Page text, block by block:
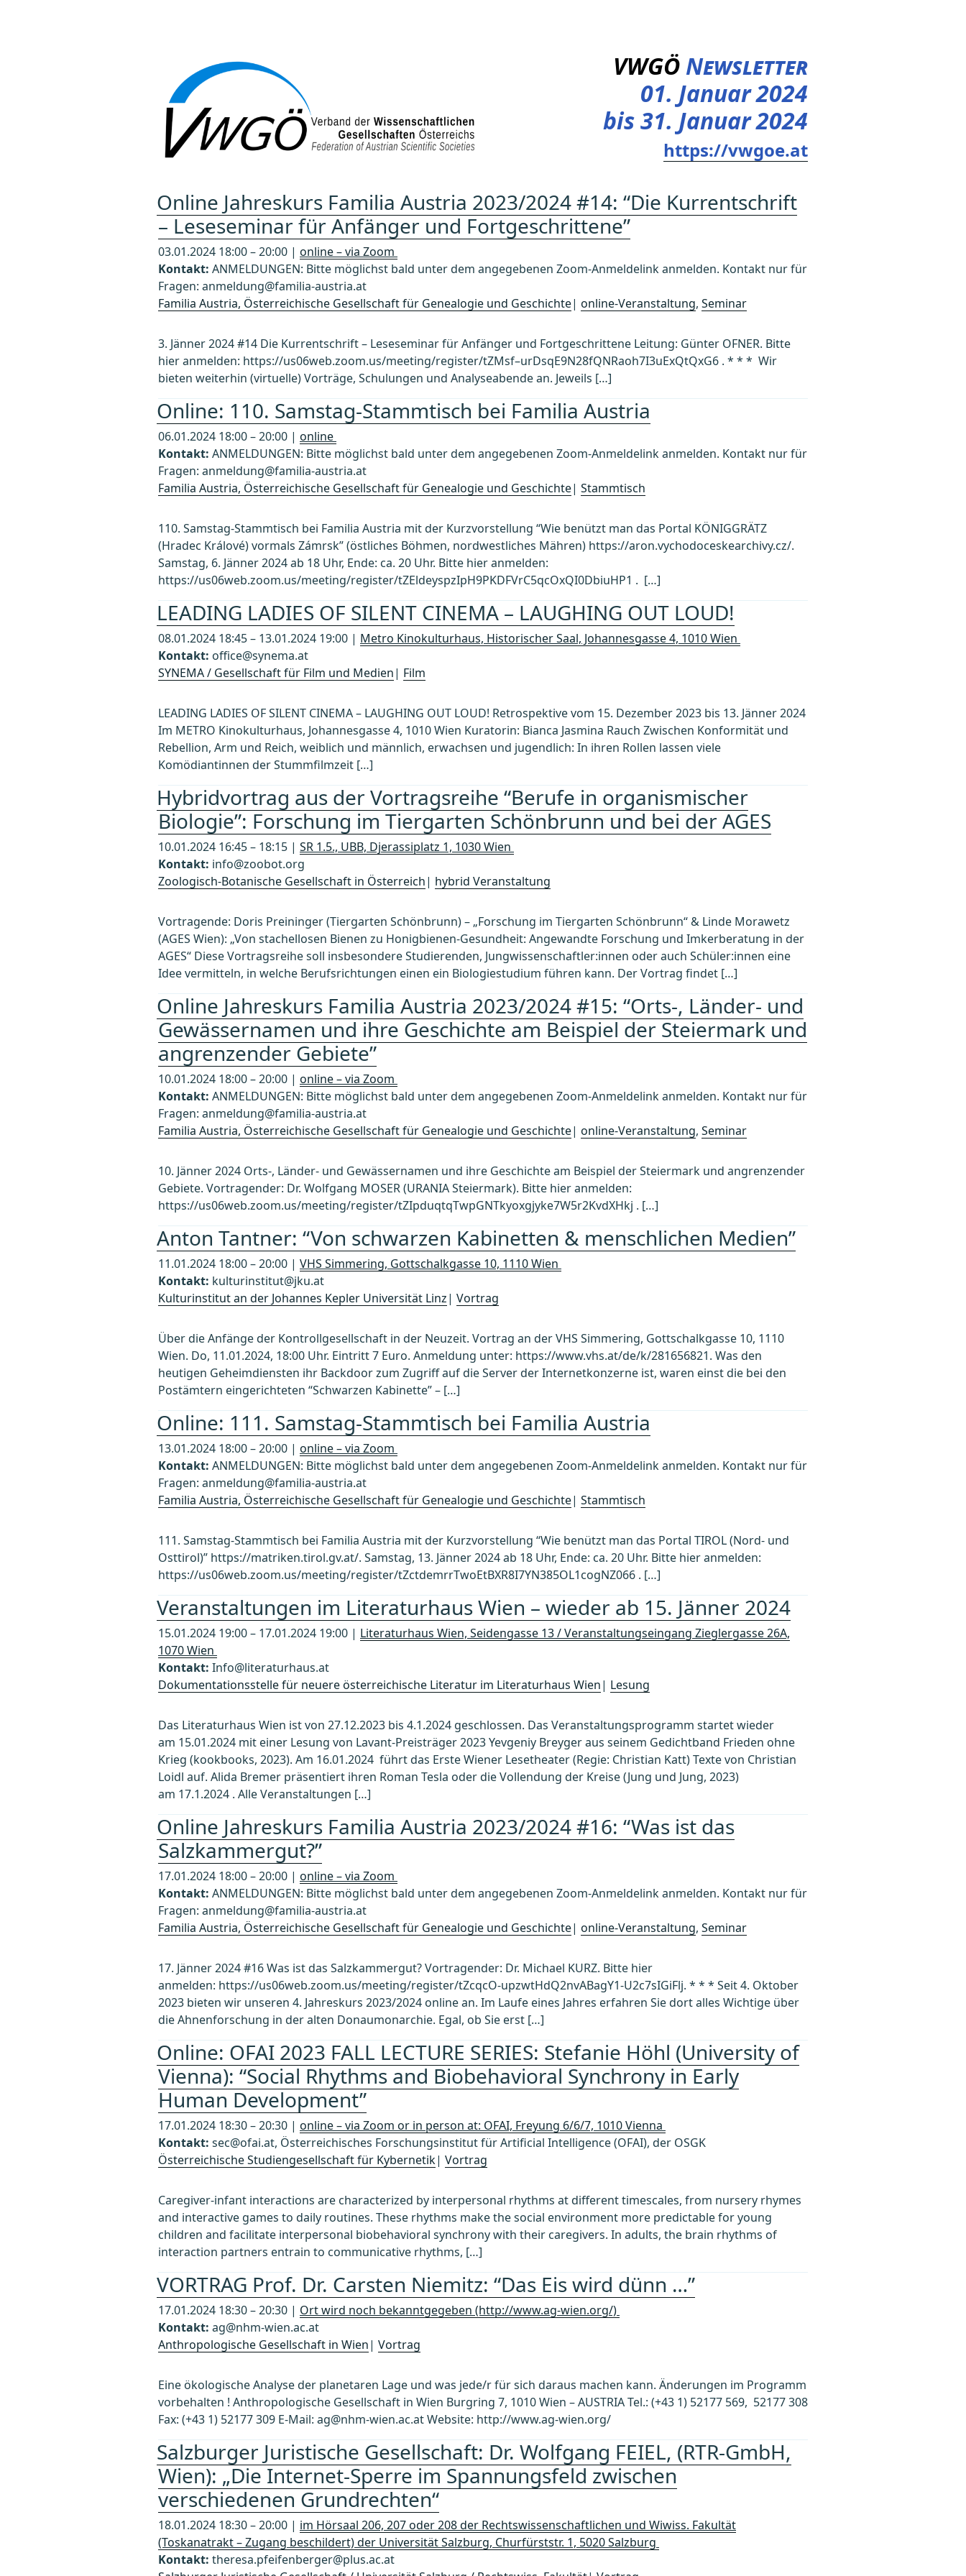
VWGÖ Newsletter
01. Januar 2024
bis 31. Januar 2024
https://vwgoe.at
Online Jahreskurs Familia Austria 2023/2024 #14: “Die Kurrentschrift
– Leseseminar für Anfänger und Fortgeschrittene”
03.01.2024 18:00 – 20:00 | online – via Zoom
Kontakt: ANMELDUNGEN: Bitte möglichst bald unter dem angegebenen Zoom-Anmeldelink anmelden. Kontakt nur für
Fragen: anmeldung@familia-austria.at
Familia Austria, Österreichische Gesellschaft für Genealogie und Geschichte| online-Veranstaltung, Seminar
3. Jänner 2024 #14 Die Kurrentschrift – Leseseminar für Anfänger und Fortgeschrittene Leitung: Günter OFNER. Bitte
hier anmelden: https://us06web.zoom.us/meeting/register/tZMsf–urDsqE9N28fQNRaoh7I3uExQtQxG6 . * * * Wir
bieten weiterhin (virtuelle) Vorträge, Schulungen und Analyseabende an. Jeweils […]
Online: 110. Samstag-Stammtisch bei Familia Austria
06.01.2024 18:00 – 20:00 | online
Kontakt: ANMELDUNGEN: Bitte möglichst bald unter dem angegebenen Zoom-Anmeldelink anmelden. Kontakt nur für
Fragen: anmeldung@familia-austria.at
Familia Austria, Österreichische Gesellschaft für Genealogie und Geschichte| Stammtisch
110. Samstag-Stammtisch bei Familia Austria mit der Kurzvorstellung “Wie benützt man das Portal KÖNIGGRÄTZ
(Hradec Králové) vormals Zámrsk” (östliches Böhmen, nordwestliches Mähren) https://aron.vychodoceskearchivy.cz/.
Samstag, 6. Jänner 2024 ab 18 Uhr, Ende: ca. 20 Uhr. Bitte hier anmelden:
https://us06web.zoom.us/meeting/register/tZEldeyspzIpH9PKDFVrC5qcOxQI0DbiuHP1 . […]
LEADING LADIES OF SILENT CINEMA – LAUGHING OUT LOUD!
08.01.2024 18:45 – 13.01.2024 19:00 | Metro Kinokulturhaus, Historischer Saal, Johannesgasse 4, 1010 Wien
Kontakt: office@synema.at
SYNEMA / Gesellschaft für Film und Medien| Film
LEADING LADIES OF SILENT CINEMA – LAUGHING OUT LOUD! Retrospektive vom 15. Dezember 2023 bis 13. Jänner 2024
Im METRO Kinokulturhaus, Johannesgasse 4, 1010 Wien Kuratorin: Bianca Jasmina Rauch Zwischen Konformität und
Rebellion, Arm und Reich, weiblich und männlich, erwachsen und jugendlich: In ihren Rollen lassen viele
Komödiantinnen der Stummfilmzeit […]
Hybridvortrag aus der Vortragsreihe “Berufe in organismischer
Biologie”: Forschung im Tiergarten Schönbrunn und bei der AGES
10.01.2024 16:45 – 18:15 | SR 1.5., UBB, Djerassiplatz 1, 1030 Wien
Kontakt: info@zoobot.org
Zoologisch-Botanische Gesellschaft in Österreich| hybrid Veranstaltung
Vortragende: Doris Preininger (Tiergarten Schönbrunn) – „Forschung im Tiergarten Schönbrunn“ & Linde Morawetz
(AGES Wien): „Von stachellosen Bienen zu Honigbienen-Gesundheit: Angewandte Forschung und Imkerberatung in der
AGES“ Diese Vortragsreihe soll insbesondere Studierenden, Jungwissenschaftler:innen oder auch Schüler:innen eine
Idee vermitteln, in welche Berufsrichtungen einen ein Biologiestudium führen kann. Der Vortrag findet […]
Online Jahreskurs Familia Austria 2023/2024 #15: “Orts-, Länder- und
Gewässernamen und ihre Geschichte am Beispiel der Steiermark und
angrenzender Gebiete”
10.01.2024 18:00 – 20:00 | online – via Zoom
Kontakt: ANMELDUNGEN: Bitte möglichst bald unter dem angegebenen Zoom-Anmeldelink anmelden. Kontakt nur für
Fragen: anmeldung@familia-austria.at
Familia Austria, Österreichische Gesellschaft für Genealogie und Geschichte| online-Veranstaltung, Seminar
10. Jänner 2024 Orts-, Länder- und Gewässernamen und ihre Geschichte am Beispiel der Steiermark und angrenzender
Gebiete. Vortragender: Dr. Wolfgang MOSER (URANIA Steiermark). Bitte hier anmelden:
https://us06web.zoom.us/meeting/register/tZIpduqtqTwpGNTkyoxgjyke7W5r2KvdXHkj . […]
Anton Tantner: “Von schwarzen Kabinetten & menschlichen Medien”
11.01.2024 18:00 – 20:00 | VHS Simmering, Gottschalkgasse 10, 1110 Wien
Kontakt: kulturinstitut@jku.at
Kulturinstitut an der Johannes Kepler Universität Linz| Vortrag
Über die Anfänge der Kontrollgesellschaft in der Neuzeit. Vortrag an der VHS Simmering, Gottschalkgasse 10, 1110
Wien. Do, 11.01.2024, 18:00 Uhr. Eintritt 7 Euro. Anmeldung unter: https://www.vhs.at/de/k/281656821. Was den
heutigen Geheimdiensten ihr Backdoor zum Zugriff auf die Server der Internetkonzerne ist, waren einst die bei den
Postämtern eingerichteten “Schwarzen Kabinette” – […]
Online: 111. Samstag-Stammtisch bei Familia Austria
13.01.2024 18:00 – 20:00 | online – via Zoom
Kontakt: ANMELDUNGEN: Bitte möglichst bald unter dem angegebenen Zoom-Anmeldelink anmelden. Kontakt nur für
Fragen: anmeldung@familia-austria.at
Familia Austria, Österreichische Gesellschaft für Genealogie und Geschichte| Stammtisch
111. Samstag-Stammtisch bei Familia Austria mit der Kurzvorstellung “Wie benützt man das Portal TIROL (Nord- und
Osttirol)” https://matriken.tirol.gv.at/. Samstag, 13. Jänner 2024 ab 18 Uhr, Ende: ca. 20 Uhr. Bitte hier anmelden:
https://us06web.zoom.us/meeting/register/tZctdemrrTwoEtBXR8I7YN385OL1cogNZ066 . […]
Veranstaltungen im Literaturhaus Wien – wieder ab 15. Jänner 2024
15.01.2024 19:00 – 17.01.2024 19:00 | Literaturhaus Wien, Seidengasse 13 / Veranstaltungseingang Zieglergasse 26A,
1070 Wien
Kontakt: Info@literaturhaus.at
Dokumentationsstelle für neuere österreichische Literatur im Literaturhaus Wien| Lesung
Das Literaturhaus Wien ist von 27.12.2023 bis 4.1.2024 geschlossen. Das Veranstaltungsprogramm startet wieder
am 15.01.2024 mit einer Lesung von Lavant-Preisträger 2023 Yevgeniy Breyger aus seinem Gedichtband Frieden ohne
Krieg (kookbooks, 2023). Am 16.01.2024 führt das Erste Wiener Lesetheater (Regie: Christian Katt) Texte von Christian
Loidl auf. Alida Bremer präsentiert ihren Roman Tesla oder die Vollendung der Kreise (Jung und Jung, 2023)
am 17.1.2024 . Alle Veranstaltungen […]
Online Jahreskurs Familia Austria 2023/2024 #16: “Was ist das
Salzkammergut?”
17.01.2024 18:00 – 20:00 | online – via Zoom
Kontakt: ANMELDUNGEN: Bitte möglichst bald unter dem angegebenen Zoom-Anmeldelink anmelden. Kontakt nur für
Fragen: anmeldung@familia-austria.at
Familia Austria, Österreichische Gesellschaft für Genealogie und Geschichte| online-Veranstaltung, Seminar
17. Jänner 2024 #16 Was ist das Salzkammergut? Vortragender: Dr. Michael KURZ. Bitte hier
anmelden: https://us06web.zoom.us/meeting/register/tZcqcO-upzwtHdQ2nvABagY1-U2c7sIGiFlj. * * * Seit 4. Oktober
2023 bieten wir unseren 4. Jahreskurs 2023/2024 online an. Im Laufe eines Jahres erfahren Sie dort alles Wichtige über
die Ahnenforschung in der alten Donaumonarchie. Egal, ob Sie erst […]
Online: OFAI 2023 FALL LECTURE SERIES: Stefanie Höhl (University of
Vienna): “Social Rhythms and Biobehavioral Synchrony in Early
Human Development”
17.01.2024 18:30 – 20:30 | online – via Zoom or in person at: OFAI, Freyung 6/6/7, 1010 Vienna
Kontakt: sec@ofai.at, Österreichisches Forschungsinstitut für Artificial Intelligence (OFAI), der OSGK
Österreichische Studiengesellschaft für Kybernetik| Vortrag
Caregiver-infant interactions are characterized by interpersonal rhythms at different timescales, from nursery rhymes
and interactive games to daily routines. These rhythms make the social environment more predictable for young
children and facilitate interpersonal biobehavioral synchrony with their caregivers. In adults, the brain rhythms of
interaction partners entrain to communicative rhythms, […]
VORTRAG Prof. Dr. Carsten Niemitz: “Das Eis wird dünn …”
17.01.2024 18:30 – 20:30 | Ort wird noch bekanntgegeben (http://www.ag-wien.org/)
Kontakt: ag@nhm-wien.ac.at
Anthropologische Gesellschaft in Wien| Vortrag
Eine ökologische Analyse der planetaren Lage und was jede/r für sich daraus machen kann. Änderungen im Programm
vorbehalten ! Anthropologische Gesellschaft in Wien Burgring 7, 1010 Wien – AUSTRIA Tel.: (+43 1) 52177 569, 52177 308
Fax: (+43 1) 52177 309 E-Mail: ag@nhm-wien.ac.at Website: http://www.ag-wien.org/
Salzburger Juristische Gesellschaft: Dr. Wolfgang FEIEL, (RTR-GmbH,
Wien): „Die Internet-Sperre im Spannungsfeld zwischen
verschiedenen Grundrechten“
18.01.2024 18:30 – 20:00 | im Hörsaal 206, 207 oder 208 der Rechtswissenschaftlichen und Wiwiss. Fakultät
(Toskanatrakt – Zugang beschildert) der Universität Salzburg, Churfürststr. 1, 5020 Salzburg
Kontakt: theresa.pfeifenberger@plus.ac.at